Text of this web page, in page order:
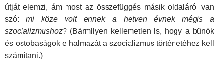
út­ját elemzi, ám most az összefüggés másik oldaláról van
szó:mi köze volt ennek a hetven évnek mégis a
szocializmushoz? (Bármilyen kellemetlen is, hogy a bűnök
és ostobaságok e halmazát a szocializmus történetéhez kell
számítani.)